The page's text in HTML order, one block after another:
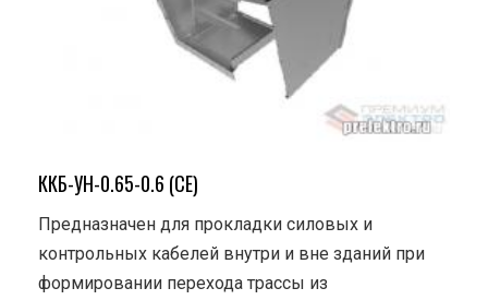
ККБ-УН-0.65-0.6 (СЕ)
Предназначен для прокладки силовых и
контрольных кабелей внутри и вне зданий при
формировании перехода трассы из